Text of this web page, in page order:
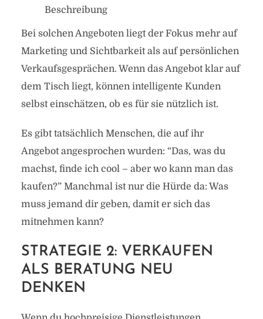
Beschreibung
Bei solchen Angeboten liegt der Fokus mehr auf
Marketing und Sichtbarkeit als auf persönlichen
Verkaufsgesprächen. Wenn das Angebot klar auf
dem Tisch liegt, können intelligente Kunden
selbst einschätzen, ob es für sie nützlich ist.
Es gibt tatsächlich Menschen, die auf ihr
Angebot angesprochen wurden: “Das, was du
machst, finde ich cool – aber wo kann man das
kaufen?” Manchmal ist nur die Hürde da: Was
muss jemand dir geben, damit er sich das
mitnehmen kann?
STRATEGIE 2: VERKAUFEN
ALS BERATUNG NEU
DENKEN